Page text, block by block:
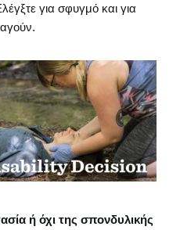
για σφυγμό και για
ή όχι της σπονδυλικής